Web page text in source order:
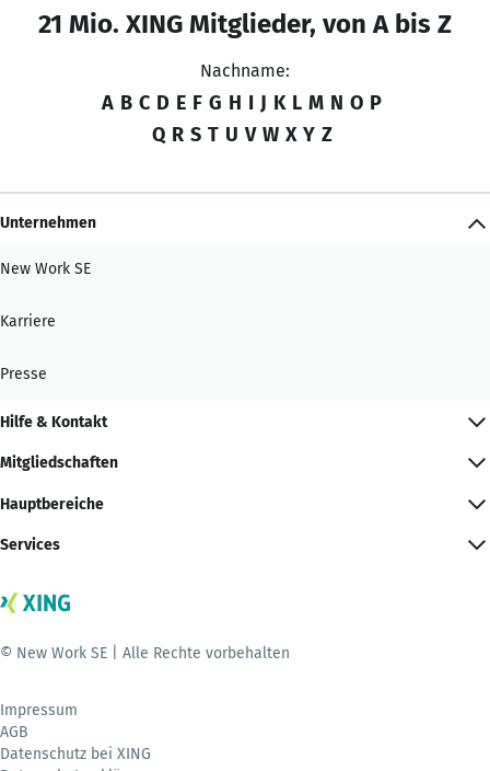
21 Mio. XING Mitglieder, von A bis Z
Nachname:
A B C D E F G H I J K L M N O P
Q R S T U V W X Y Z
Unternehmen
New Work SE
Karriere
Presse
Hilfe & Kontakt
Mitgliedschaften
Hauptbereiche
Services
© New Work SE | Alle Rechte vorbehalten
Impressum
AGB
Datenschutz bei XING